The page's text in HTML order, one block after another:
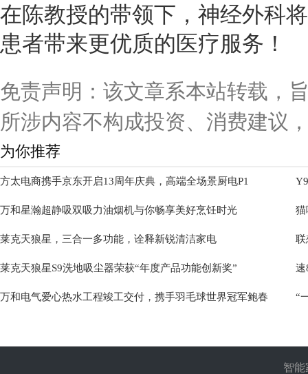
在陈教授的带领下，神经外科
患者带来更优质的医疗服务！
免责声明：该文章系本站转载，
所涉内容不构成投资、消费建议
为你推荐
方太电商携手京东开启13周年庆典，高端全场景厨电P1
万和星瀚超静吸双吸力油烟机与你畅享美好烹饪时光 猫
莱克天狼星，三合一多功能，诠释新锐清洁家电 联
莱克天狼星S9洗地吸尘器荣获“年度产品功能创新奖” 速
万和电气爱心热水工程竣工交付，携手羽毛球世界冠军鲍春 “
智能